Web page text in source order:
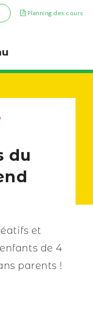
Planning des cours
du
et
de 4
parents !